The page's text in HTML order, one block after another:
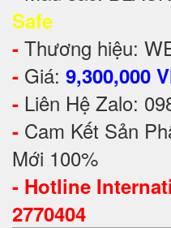
Safe
- Thương hiệu:
- Giá: 9,300,000
- Liên Hệ Zalo:
- Cam Kết Sản
Mới 100%
- Hotline
2770404